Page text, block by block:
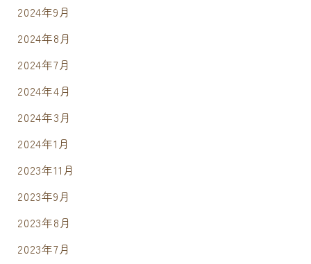
2024年9月
2024年8月
2024年7月
2024年4月
2024年3月
2024年1月
2023年11月
2023年9月
2023年8月
2023年7月